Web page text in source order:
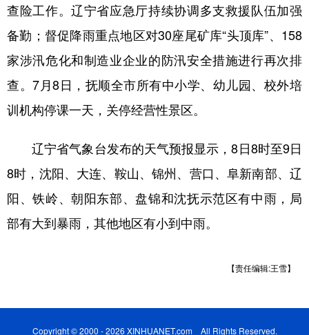
山东 河南 湖北 湖南
广东 广西 海南 重庆
四川 贵州 云南 西藏
陕西 甘肃 青海
新疆 内蒙古 黑龙江
多语种频道
English Español Français
查险工作。辽宁省应急厅持续协调多支救援队伍加强
备勤；督促降雨重点地区对30座尾矿库“头顶库”、158
家涉汛危化和制造业企业的防汛安全措施进行再次排
查。7月8日，抚顺全市所有中小学、幼儿园、校外培
训机构停课一天，关停经营性景区。
辽宁省气象台发布的天气预报显示，8日8时至9日
8时，沈阳、大连、鞍山、锦州、营口、阜新南部、辽
阳、铁岭、朝阳东部、盘锦和沈抚示范区有中雨，局
部有大到暴雨，其他地区有小到中雨。
【责任编辑:王雪】
Copyright © 2000 - 2026 XINHUANET.com All Rights Reserved.